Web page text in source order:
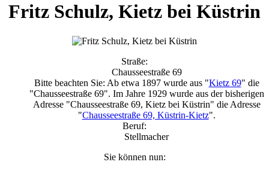
Fritz Schulz, Kietz bei Küstrin
Straße:
Chausseestraße 69
Bitte beachten Sie: Ab etwa 1897 wurde aus "Kietz 69" die
"Chausseestraße 69". Im Jahre 1929 wurde aus der bisherigen
Adresse "Chausseestraße 69, Kietz bei Küstrin" die Adresse
"Chausseestraße 69, Küstrin-Kietz".
Beruf:
Stellmacher
Sie können nun: